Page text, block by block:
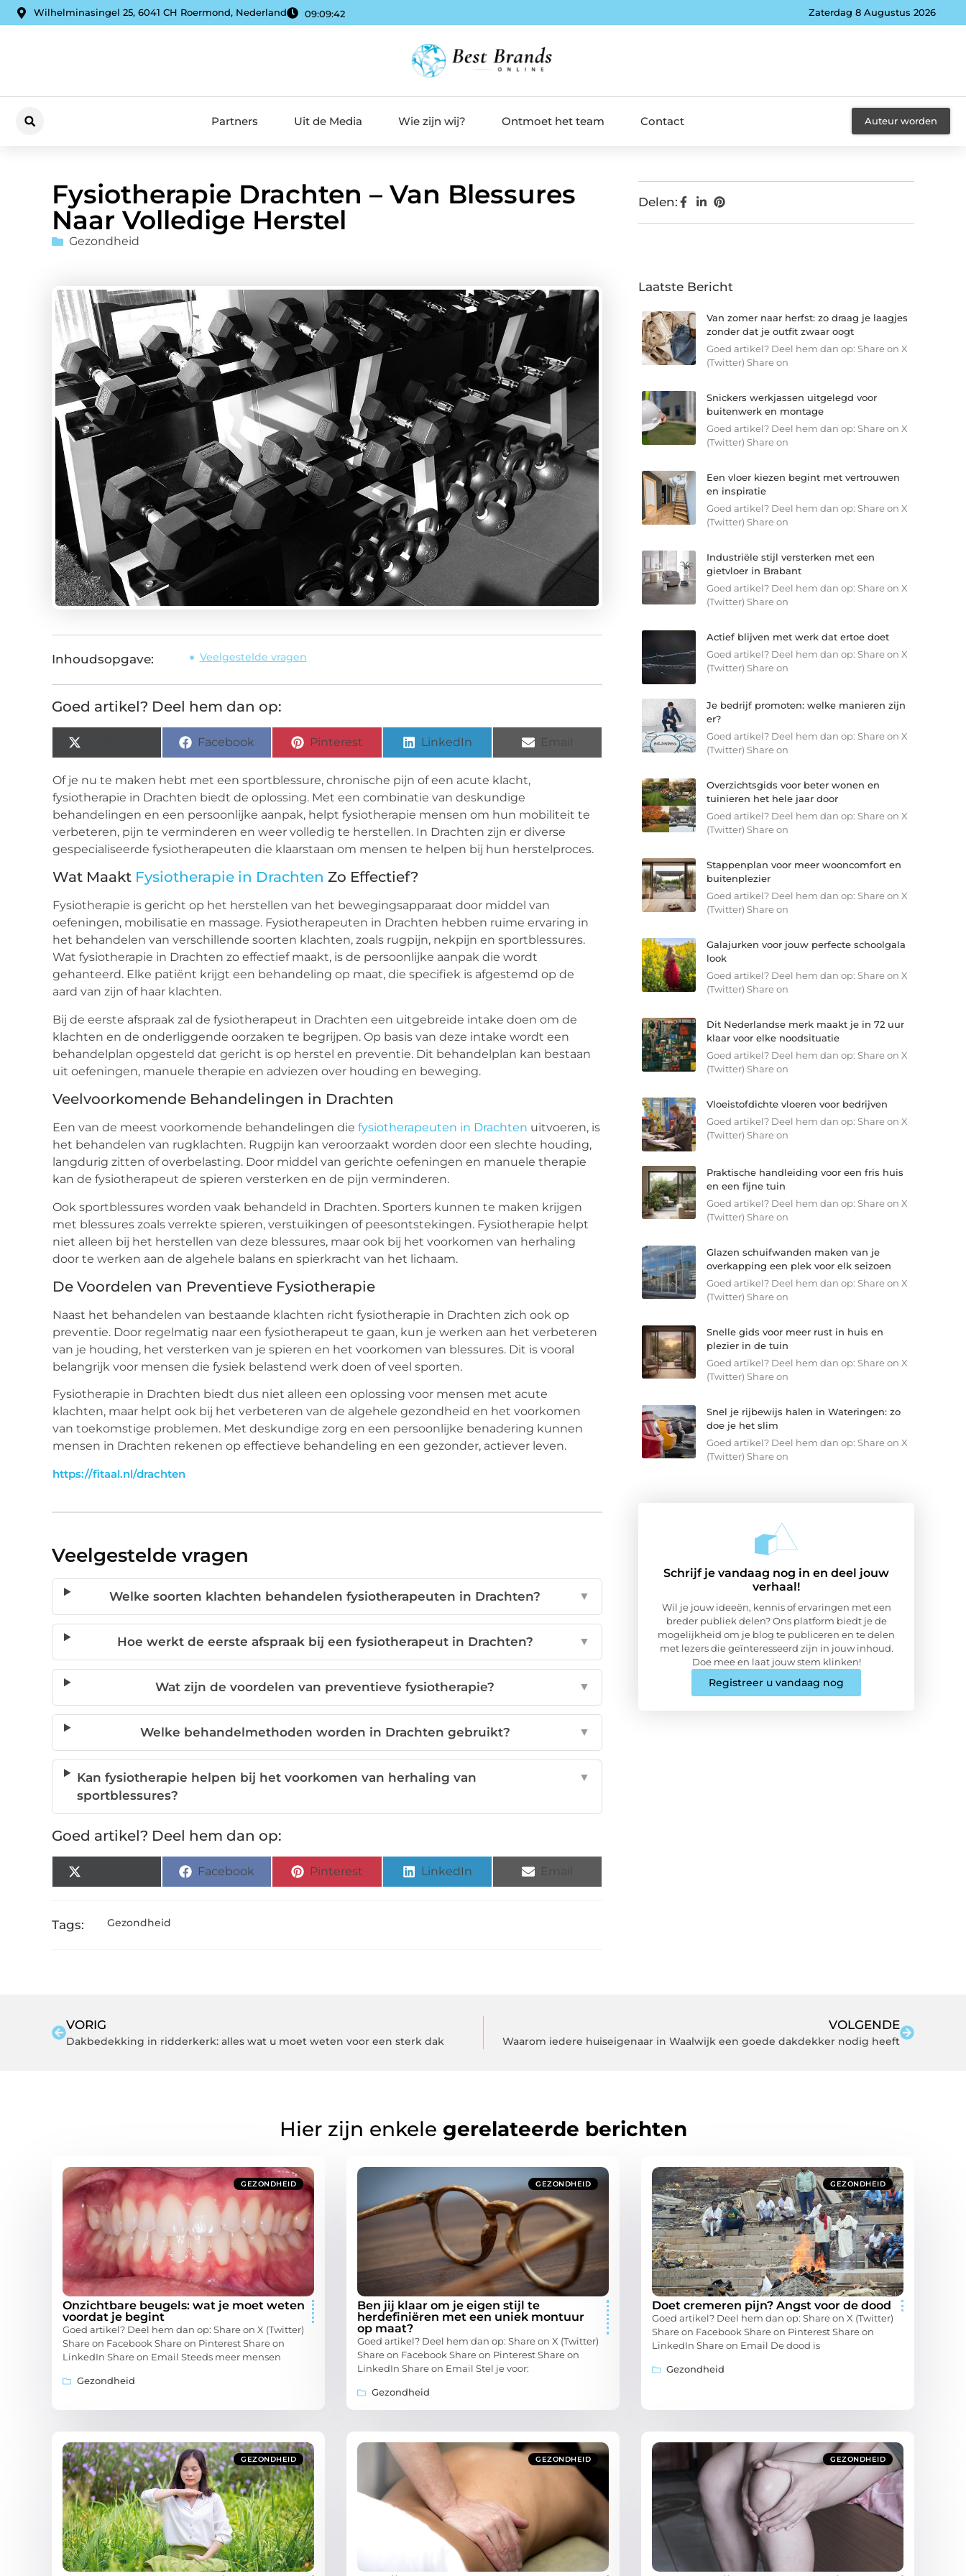
Wilhelminasingel 25, 6041 CH Roermond, Nederland 09:09:44 Zaterdag 8 Augustus 2026
Partners Uit de Media Wie zijn wij? Ontmoet het team Contact Auteur worden
Fysiotherapie Drachten – Van Blessures
Naar Volledige Herstel
Gezondheid
Inhoudsopgave: Veelgestelde vragen
Goed artikel? Deel hem dan op:
Facebook Pinterest LinkedIn
Of je nu te maken hebt met een sportblessure, chronische pijn of een acute klacht,
fysiotherapie in Drachten biedt de oplossing. Met een combinatie van deskundige
behandelingen en een persoonlijke aanpak, helpt fysiotherapie mensen om hun mobiliteit te
verbeteren, pijn te verminderen en weer volledig te herstellen. In Drachten zijn er diverse
gespecialiseerde fysiotherapeuten die klaarstaan om mensen te helpen bij hun herstelproces.
Wat Maakt Fysiotherapie in Drachten Zo Effectief?
Fysiotherapie is gericht op het herstellen van het bewegingsapparaat door middel van
oefeningen, mobilisatie en massage. Fysiotherapeuten in Drachten hebben ruime ervaring in
het behandelen van verschillende soorten klachten, zoals rugpijn, nekpijn en sportblessures.
Wat fysiotherapie in Drachten zo effectief maakt, is de persoonlijke aanpak die wordt
gehanteerd. Elke patiënt krijgt een behandeling op maat, die specifiek is afgestemd op de
aard van zijn of haar klachten.
Bij de eerste afspraak zal de fysiotherapeut in Drachten een uitgebreide intake doen om de
klachten en de onderliggende oorzaken te begrijpen. Op basis van deze intake wordt een
behandelplan opgesteld dat gericht is op herstel en preventie. Dit behandelplan kan bestaan
uit oefeningen, manuele therapie en adviezen over houding en beweging.
Veelvoorkomende Behandelingen in Drachten
Een van de meest voorkomende behandelingen die fysiotherapeuten in Drachten uitvoeren, is
het behandelen van rugklachten. Rugpijn kan veroorzaakt worden door een slechte houding,
langdurig zitten of overbelasting. Door middel van gerichte oefeningen en manuele therapie
kan de fysiotherapeut de spieren versterken en de pijn verminderen.
Ook sportblessures worden vaak behandeld in Drachten. Sporters kunnen te maken krijgen
met blessures zoals verrekte spieren, verstuikingen of peesontstekingen. Fysiotherapie helpt
niet alleen bij het herstellen van deze blessures, maar ook bij het voorkomen van herhaling
door te werken aan de algehele balans en spierkracht van het lichaam.
De Voordelen van Preventieve Fysiotherapie
Naast het behandelen van bestaande klachten richt fysiotherapie in Drachten zich ook op
preventie. Door regelmatig naar een fysiotherapeut te gaan, kun je werken aan het verbeteren
van je houding, het versterken van je spieren en het voorkomen van blessures. Dit is vooral
belangrijk voor mensen die fysiek belastend werk doen of veel sporten.
Fysiotherapie in Drachten biedt dus niet alleen een oplossing voor mensen met acute
klachten, maar helpt ook bij het verbeteren van de algehele gezondheid en het voorkomen
van toekomstige problemen. Met deskundige zorg en een persoonlijke benadering kunnen
mensen in Drachten rekenen op effectieve behandeling en een gezonder, actiever leven.
https://fitaal.nl/drachten
Veelgestelde vragen
Welke soorten klachten behandelen fysiotherapeuten in Drachten? ▼
Hoe werkt de eerste afspraak bij een fysiotherapeut in Drachten? ▼
Wat zijn de voordelen van preventieve fysiotherapie? ▼
Welke behandelmethoden worden in Drachten gebruikt? ▼
Kan fysiotherapie helpen bij het voorkomen van herhaling van
sportblessures?
▼
Goed artikel? Deel hem dan op:
Facebook Pinterest LinkedIn
Tags: Gezondheid
Delen:
Laatste Bericht
Van zomer naar herfst: zo draag je laagjes
zonder dat je outfit zwaar oogt
Goed artikel? Deel hem dan op: Share on X
(Twitter) Share on
Snickers werkjassen uitgelegd voor
buitenwerk en montage
Goed artikel? Deel hem dan op: Share on X
(Twitter) Share on
Een vloer kiezen begint met vertrouwen
en inspiratie
Goed artikel? Deel hem dan op: Share on X
(Twitter) Share on
Industriële stijl versterken met een
gietvloer in Brabant
Goed artikel? Deel hem dan op: Share on X
(Twitter) Share on
Actief blijven met werk dat ertoe doet
Goed artikel? Deel hem dan op: Share on X
(Twitter) Share on
Je bedrijf promoten: welke manieren zijn
er?
Goed artikel? Deel hem dan op: Share on X
(Twitter) Share on
Overzichtsgids voor beter wonen en
tuinieren het hele jaar door
Goed artikel? Deel hem dan op: Share on X
(Twitter) Share on
Stappenplan voor meer wooncomfort en
buitenplezier
Goed artikel? Deel hem dan op: Share on X
(Twitter) Share on
Galajurken voor jouw perfecte schoolgala
look
Goed artikel? Deel hem dan op: Share on X
(Twitter) Share on
Dit Nederlandse merk maakt je in 72 uur
klaar voor elke noodsituatie
Goed artikel? Deel hem dan op: Share on X
(Twitter) Share on
Vloeistofdichte vloeren voor bedrijven
Goed artikel? Deel hem dan op: Share on X
(Twitter) Share on
Praktische handleiding voor een fris huis
en een fijne tuin
Goed artikel? Deel hem dan op: Share on X
(Twitter) Share on
Glazen schuifwanden maken van je
overkapping een plek voor elk seizoen
Goed artikel? Deel hem dan op: Share on X
(Twitter) Share on
Snelle gids voor meer rust in huis en
plezier in de tuin
Goed artikel? Deel hem dan op: Share on X
(Twitter) Share on
Snel je rijbewijs halen in Wateringen: zo
doe je het slim
Goed artikel? Deel hem dan op: Share on X
(Twitter) Share on
Schrijf je vandaag nog in en deel jouw
verhaal!
Wil je jouw ideeën, kennis of ervaringen met een
breder publiek delen? Ons platform biedt je de
mogelijkheid om je blog te publiceren en te delen
met lezers die geïnteresseerd zijn in jouw inhoud.
Doe mee en laat jouw stem klinken!
Registreer u vandaag nog
VORIG
Dakbedekking in ridderkerk: alles wat u moet weten voor een sterk dak
VOLGENDE
Waarom iedere huiseigenaar in Waalwijk een goede dakdekker nodig heeft
Hier zijn enkele gerelateerde berichten
GEZONDHEID
Onzichtbare beugels: wat je moet weten
voordat je begint
Goed artikel? Deel hem dan op: Share on X (Twitter)
Share on Facebook Share on Pinterest Share on
LinkedIn Share on Email Steeds meer mensen
Gezondheid
GEZONDHEID
Ben jij klaar om je eigen stijl te
herdefiniëren met een uniek montuur
op maat?
Goed artikel? Deel hem dan op: Share on X (Twitter)
Share on Facebook Share on Pinterest Share on
LinkedIn Share on Email Stel je voor:
Gezondheid
GEZONDHEID
Doet cremeren pijn? Angst voor de dood
Goed artikel? Deel hem dan op: Share on X (Twitter)
Share on Facebook Share on Pinterest Share on
LinkedIn Share on Email De dood is
Gezondheid
GEZONDHEID GEZONDHEID GEZONDHEID